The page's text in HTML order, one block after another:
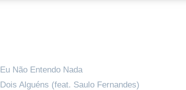
Eu Não Entendo Nada
Dois Alguéns (feat. Saulo Fernandes)